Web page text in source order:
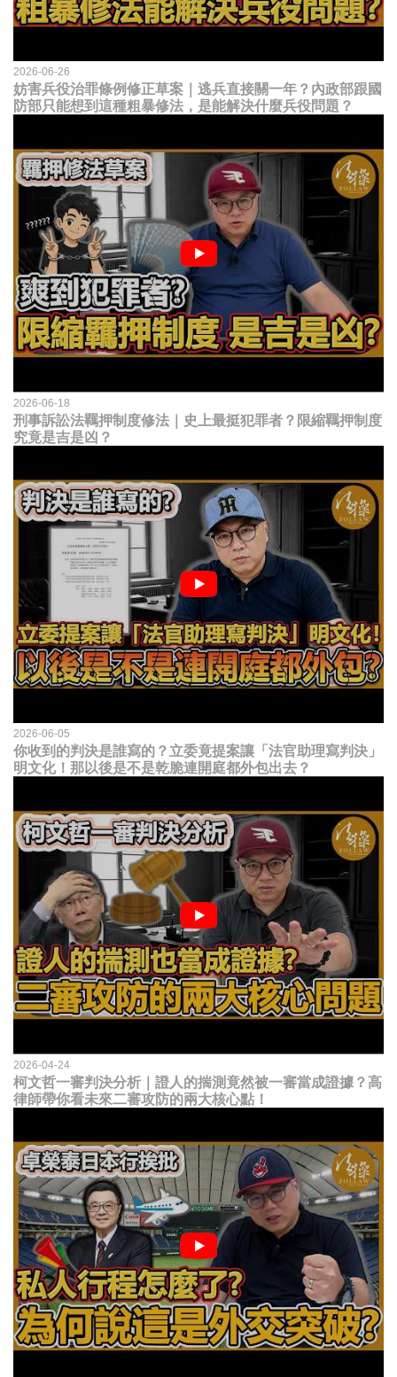
2026-06-26
妨害兵役治罪條例修正草案｜逃兵直接關一年？內政部跟國
防部只能想到這種粗暴修法，是能解決什麼兵役問題？
2026-06-18
刑事訴訟法羈押制度修法｜史上最挺犯罪者？限縮羈押制度
究竟是吉是凶？
2026-06-05
你收到的判決是誰寫的？立委竟提案讓「法官助理寫判決」
明文化！那以後是不是乾脆連開庭都外包出去？
2026-04-24
柯文哲一審判決分析｜證人的揣測竟然被一審當成證據？高
律師帶你看未來二審攻防的兩大核心點！